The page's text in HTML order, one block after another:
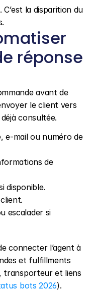
C’est la disparition du
réponse
avant de
le client vers
consultée.
e-mail ou numéro de
de
disponible.
escalader si
connecter l’agent à
et fulfillments
et liens
bots 2026).